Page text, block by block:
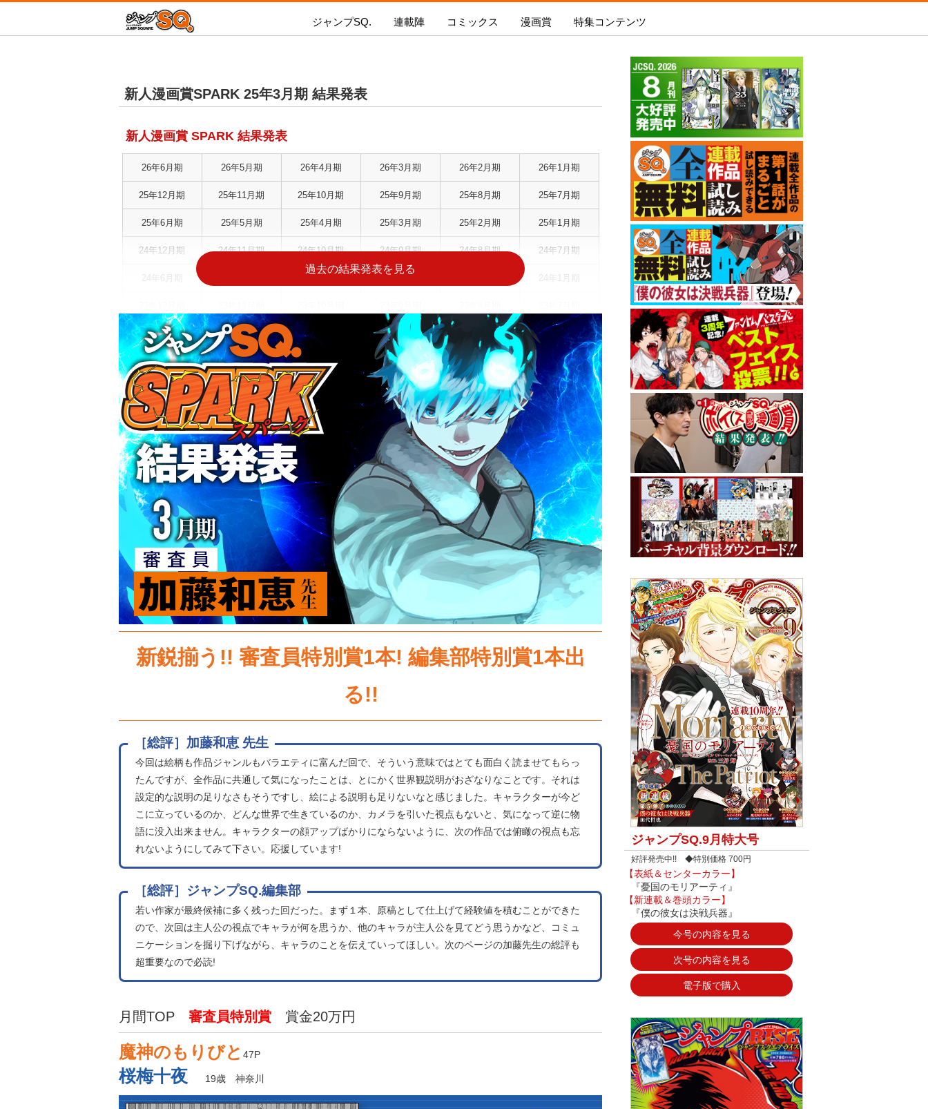
ジャンプSQ.
次号の内容を見る
ジャンプSQ.とは？
ジャンプSQ.RISE 2026 SUMMER
内容を見る
電子版で購入
連載陣
青の祓魔師
放課後の王子様
この音とまれ！
終わりのセラフ
血界戦線 Beat 3 Peat
Mr.Clice
冒険王ビィト
カワイスギクライシス
戦奏教室
極楽街
ファントムバスターズ
茜部先生は照れ知らず
あめとうみ
いろはの門
ましろくんの補講アトリエ
魔王城サイドウェイ
銀魂 3年Z組銀八先生
アオの解
オダロク
ラビットチェイサー
彼岸の螢
レイバイデイ
僕の彼女は決戦兵器
コミックス
次月発売のコミックス
漫画賞
募集要項
新人漫画賞SPARK
二代目年間王者決定!!
新人漫画賞SPARK
WEB投稿
WEB持ち込み募集
原稿の直接申し込み
特集コンテンツ
ジャンプSQ.全連載作品無料試し読み
青の祓魔師15周年記念サイト
『新テニスの王子様』シーンを予想して「打って
る！！」「打たれてる！」を当てよう！
新人漫画賞SPARK 25年3月期 結果発表
新人漫画賞 SPARK 結果発表
26年6月期 26年5月期 26年4月期 26年3月期 26年2月期 26年1月期
25年12月期 25年11月期 25年10月期 25年9月期 25年8月期 25年7月期
25年6月期 25年5月期 25年4月期 25年3月期 25年2月期 25年1月期
24年12月期 24年11月期 24年10月期 24年9月期 24年8月期 24年7月期
24年6月期 24年3月期 24年1月期
23年6月期 23年5月期 23年4月期 23年3月期 23年2月期 23年1月期
22年12月期 22年11月期 22年10月期 22年9月期 22年8月期 22年7月期
22年6月期 22年5月期 22年4月期 22年3月期
RISE新人漫画賞 結果発表
過去の結果発表を見る
新鋭揃う!! 審査員特別賞1本! 編集部特別賞1本出
る!!
［総評］加藤和恵 先生
今回は絵柄も作品ジャンルもバラエティに富んだ回で、そういう意味ではとても面白く読ませてもらっ
たんですが、全作品に共通して気になったことは、とにかく世界観説明がおざなりなことです。それは
設定的な説明の足りなさもそうですし、絵による説明も足りないなと感じました。キャラクターが今ど
こに立っているのか、どんな世界で生きているのか、カメラを引いた視点もないと、気になって逆に物
語に没入出来ません。キャラクターの顔アップばかりにならないように、次の作品では俯瞰の視点も忘
れないようにしてみて下さい。応援しています!
［総評］ジャンプSQ.編集部
若い作家が最終候補に多く残った回だった。まず１本、原稿として仕上げて経験値を積むことができた
ので、次回は主人公の視点でキャラが何を思うか、他のキャラが主人公を見てどう思うかなど、コミュ
ニケーションを掘り下げながら、キャラのことを伝えていってほしい。次のページの加藤先生の総評も
超重要なので必読!
月間TOP 審査員特別賞 賞金20万円
魔神のもりびと 47P
桜梅十夜 19歳 神奈川
ジャンプSQ.9月特大号
好評発売中!! ◆特別価格 700円
【表紙＆センターカラー】
『憂国のモリアーティ』
【新連載＆巻頭カラー】
『僕の彼女は決戦兵器』
今号の内容を見る
次号の内容を見る
電子版で購入